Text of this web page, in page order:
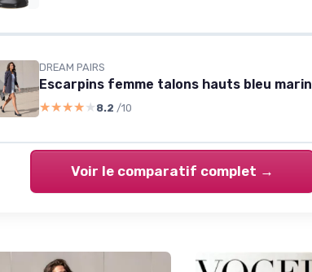
DREAM PAIRS
Escarpins femme talons hauts bleu
★★★★★
★★★★★ 8.2 /10
Voir le comparatif complet →